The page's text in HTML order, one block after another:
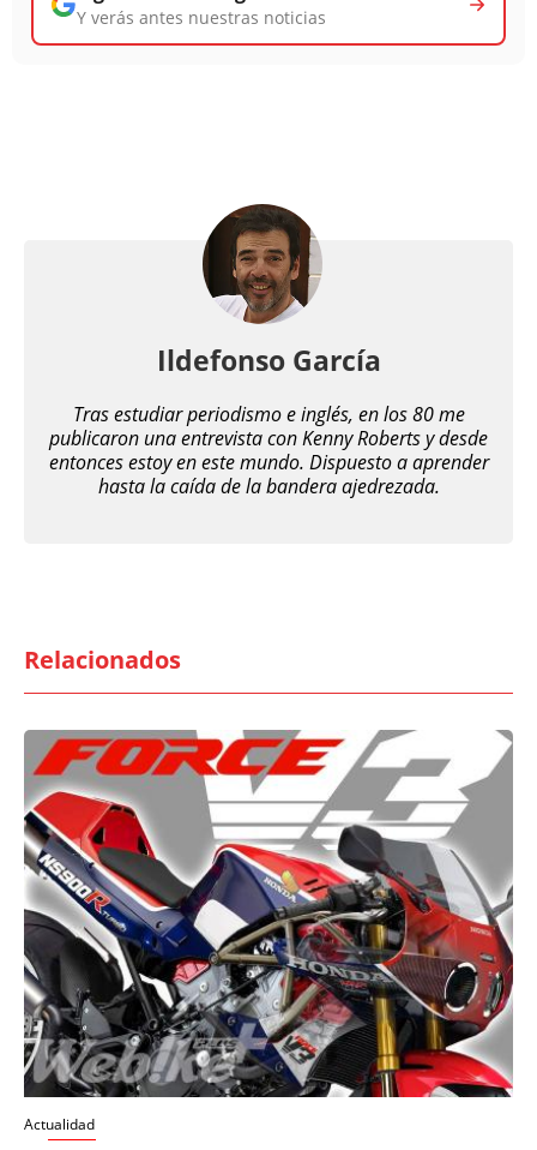
Y verás antes nuestras noticias
Ildefonso García
Tras estudiar periodismo e inglés, en los 80 me
publicaron una entrevista con Kenny Roberts y desde
entonces estoy en este mundo. Dispuesto a aprender
hasta la caída de la bandera ajedrezada.
Relacionados
Actualidad